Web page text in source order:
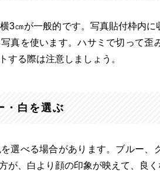
3㎝が一般的です。写真貼付枠内に
真を使います。ハサミで切って歪
する際は注意しましょう。
・白を選ぶ
選べる場合があります。ブルー、
が、白より顔の印象が映えて、良く